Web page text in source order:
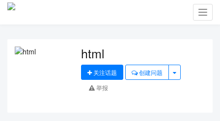
html
关注话题
创建问题
举报